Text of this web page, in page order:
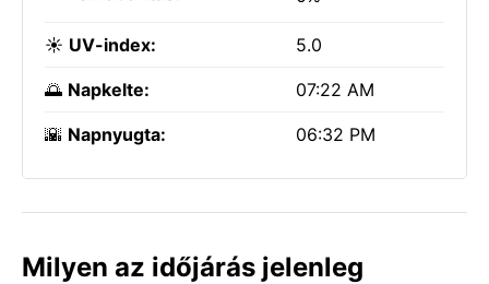
☀️ UV-index: 5.0
🌅 Napkelte: 07:22 AM
🌇 Napnyugta: 06:32 PM
Milyen az időjárás jelenleg